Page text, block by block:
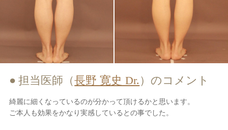
担当医師（長野 寛史 Dr. ）のコメント
綺麗に細くなっているのが分かって頂けるかと思います。
ご本人も効果をかなり実感しているとの事でした。